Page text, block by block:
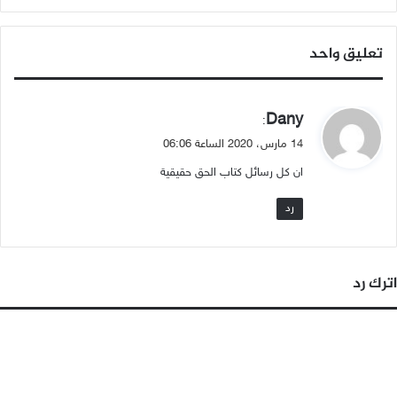
تعليق واحد
ي
ق
ل
Dany
:
14 مارس، 2020 الساعة 06:06
ان كل رسائل كتاب الحق حقيقية
رد
اترك رد